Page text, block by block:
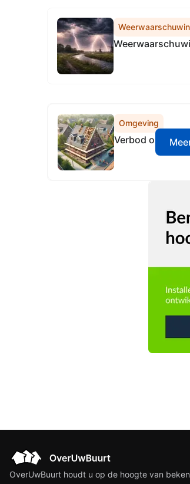
Omgeving
Verbod op het
OverUwBuurt houdt u op de hoogte van